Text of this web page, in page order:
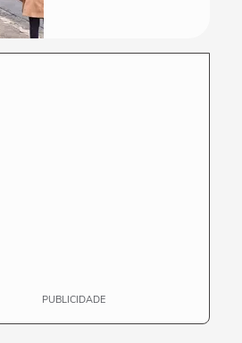
PUBLICIDADE